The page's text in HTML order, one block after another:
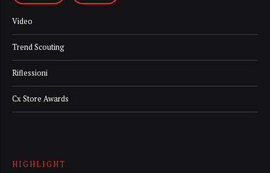
Video
Trend Scouting
Riflessioni
Cx Store Awards
HIGHLIGHT